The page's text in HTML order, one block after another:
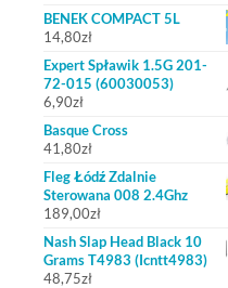
BENEK COMPACT 5L
14,80zł
Expert Spławik 1.5G 201-
72-015 (60030053)
6,90zł
Basque Cross
41,80zł
Fleg Łódź Zdalnie
Sterowana 008 2.4Ghz
189,00zł
Nash Slap Head Black 10
Grams T4983 (Icntt4983)
48,75zł